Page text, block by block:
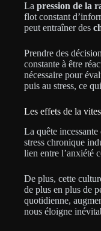
La pression de la
flot constant
peut entraîner des
Prendre des
constante à être
nécessaire pour
puis au stress, ce
Les effets de la
La quête
stress chronique
lien entre l’anxiété
De plus, cette
de plus en plus de
quotidienne,
nous éloigne